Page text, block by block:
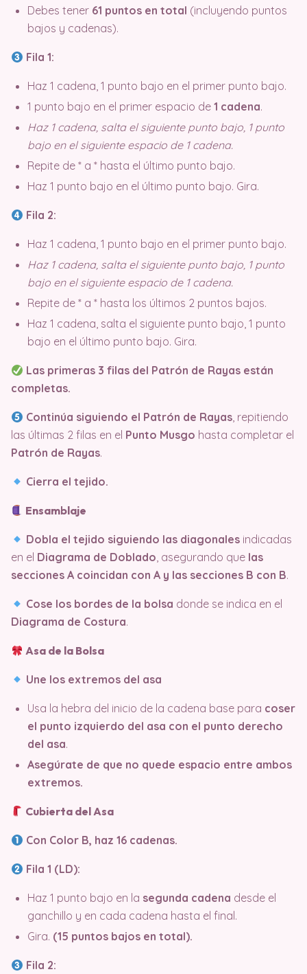
Debes tener 61 puntos en total (incluyendo puntos
bajos y cadenas).
Fila 1:
Haz 1 cadena, 1 punto bajo en el primer punto bajo.
1 punto bajo en el primer espacio de 1 cadena.
Haz 1 cadena, salta el siguiente punto bajo, 1 punto
bajo en el siguiente espacio de 1 cadena.
Repite de * a * hasta el último punto bajo.
Haz 1 punto bajo en el último punto bajo. Gira.
Fila 2:
Haz 1 cadena, 1 punto bajo en el primer punto bajo.
Haz 1 cadena, salta el siguiente punto bajo, 1 punto
bajo en el siguiente espacio de 1 cadena.
Repite de * a * hasta los últimos 2 puntos bajos.
Haz 1 cadena, salta el siguiente punto bajo, 1 punto
bajo en el último punto bajo. Gira.
Las primeras 3 filas del Patrón de Rayas están
completas.
Continúa siguiendo el Patrón de Rayas, repitiendo
las últimas 2 filas en el Punto Musgo hasta completar el
Patrón de Rayas.
Cierra el tejido.
Ensamblaje
Dobla el tejido siguiendo las diagonales indicadas
en el Diagrama de Doblado, asegurando que las
secciones A coincidan con A y las secciones B con B.
Cose los bordes de la bolsa donde se indica en el
Diagrama de Costura.
Asa de la Bolsa
Une los extremos del asa
Usa la hebra del inicio de la cadena base para coser
el punto izquierdo del asa con el punto derecho
del asa.
Asegúrate de que no quede espacio entre ambos
extremos.
Cubierta del Asa
Con Color B, haz 16 cadenas.
Fila 1 (LD):
Haz 1 punto bajo en la segunda cadena desde el
ganchillo y en cada cadena hasta el final.
Gira. (15 puntos bajos en total).
Fila 2: